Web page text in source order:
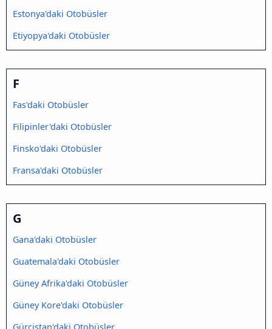
Estonya'daki Otobüsler
Etiyopya'daki Otobüsler
F
Fas'daki Otobüsler
Filipinler'daki Otobüsler
Finsko'daki Otobüsler
Fransa'daki Otobüsler
G
Gana'daki Otobüsler
Guatemala'daki Otobüsler
Güney Afrika'daki Otobüsler
Güney Kore'daki Otobüsler